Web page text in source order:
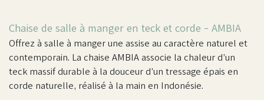
Chaise de salle à manger en teck et corde - AMBIA
Offrez à salle à manger une assise au caractère naturel et
contemporain. La chaise AMBIA associe la chaleur d’un
teck massif durable à la douceur d’un tressage épais en
corde naturelle, réalisé à la main en Indonésie.